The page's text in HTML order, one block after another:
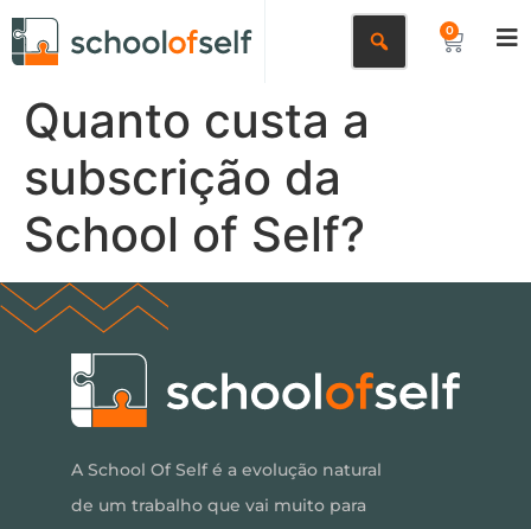
0
Quanto custa a
subscrição da
School of Self?
A School Of Self é a evolução natural
de um trabalho que vai muito para